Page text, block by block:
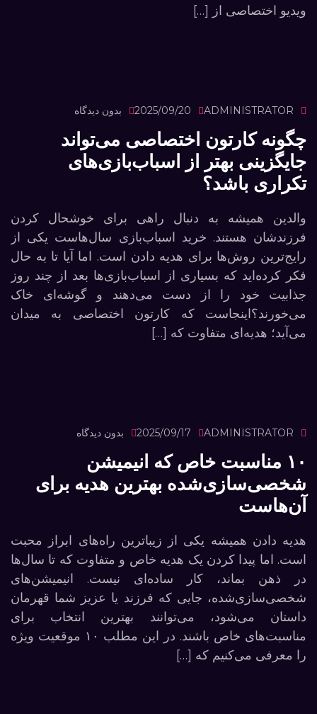
ویدیو اختصاصی از […]
ADMINISTRATOR
2025/09/20 بدون دیدگاه
چگونه کارتون اختصاصی می‌تواند
جایگزینی بهتر از اسباب‌بازی‌های
تکراری باشد؟
والدین همیشه به دنبال راهی برای خوشحال کردن
فرزندشان هستند. خرید اسباب‌بازی سال‌هاست یکی از
رایج‌ترین روش‌ها برای هدیه دادن است. اما آیا تا به حال
فکر کرده‌اید که بسیاری از اسباب‌بازی‌ها بعد از چند روز
جذابیت خود را از دست می‌دهند و گوشه‌ای خاک
می‌خورند؟اینجاست که کارتون اختصاصی به میدان
می‌آید؛ هدیه‌ای متفاوت که […]
ADMINISTRATOR
2025/09/17 بدون دیدگاه
۱۰ مناسبت خاص که انیمیشن
شخصی‌سازی‌شده بهترین هدیه برای
آن‌هاست
هدیه دادن همیشه یکی از زیباترین راه‌های ابراز محبت
است. اما پیدا کردن یک هدیه خاص و متفاوت که تا سال‌ها
در ذهن بماند، کار ساده‌ای نیست. انیمیشن‌های
شخصی‌سازی‌شده، جایی که فرزند یا عزیز شما قهرمان
داستان می‌شود، می‌توانند بهترین انتخاب برای
مناسبت‌های خاص باشند. در این مطلب ۱۰ موقعیت ویژه
را معرفی می‌کنیم که […]